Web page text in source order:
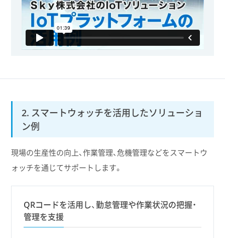
2. スマートウォッチを活用したソリューショ
ン例
現場の生産性の向上、作業管理、危機管理などをスマートウ
ォッチを通じてサポートします。
QRコードを活用し、勤怠管理や作業状況の把握・
管理を支援